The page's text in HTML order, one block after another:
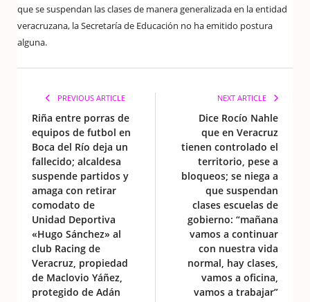
que se suspendan las clases de manera generalizada en la entidad
veracruzana, la Secretaría de Educación no ha emitido postura
alguna.
PREVIOUS ARTICLE
Riña entre porras de
equipos de futbol en
Boca del Río deja un
fallecido; alcaldesa
suspende partidos y
amaga con retirar
comodato de
Unidad Deportiva
«Hugo Sánchez» al
club Racing de
Veracruz, propiedad
de Maclovio Yáñez,
protegido de Adán
NEXT ARTICLE
Dice Rocío Nahle
que en Veracruz
tienen controlado el
territorio, pese a
bloqueos; se niega a
que suspendan
clases escuelas de
gobierno: “mañana
vamos a continuar
con nuestra vida
normal, hay clases,
vamos a oficina,
vamos a trabajar”